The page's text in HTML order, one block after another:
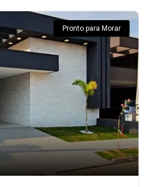
Pronto para Morar